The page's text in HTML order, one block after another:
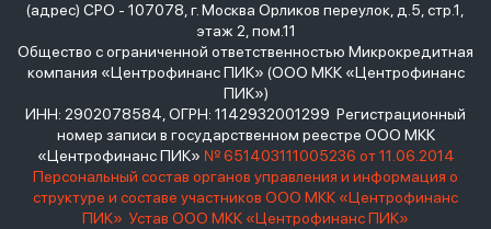
(адрес) СРО - 107078, г. Москва Орликов переулок, д.5, стр.1,
этаж 2, пом.11
Общество с ограниченной ответственностью Микрокредитная
компания «Центрофинанс ПИК» (ООО МКК «Центрофинанс
ПИК»)
ИНН: 2902078584, ОГРН: 1142932001299 Регистрационный
номер записи в государственном реестре ООО МКК
«Центрофинанс ПИК» № 651403111005236 от 11.06.2014
Персональный состав органов управления и информация о
структуре и составе участников ООО МКК «Центрофинанс
ПИК» Устав ООО МКК «Центрофинанс ПИК»